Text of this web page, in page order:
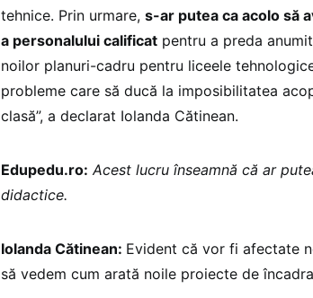
tehnice. Prin urmare, s-ar putea ca acolo să
a personalului calificat pentru a preda
noilor planuri-cadru pentru liceele
probleme care să ducă la imposibilitatea
clasă”, a declarat Iolanda Cătinean.
Edupedu.ro: Acest lucru înseamnă că ar
didactice.
Iolanda Cătinean: Evident că vor fi afectate
să vedem cum arată noile proiecte de